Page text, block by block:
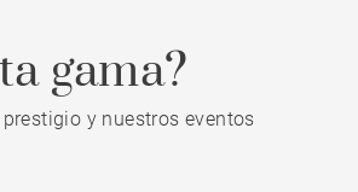
gama?
y nuestros eventos